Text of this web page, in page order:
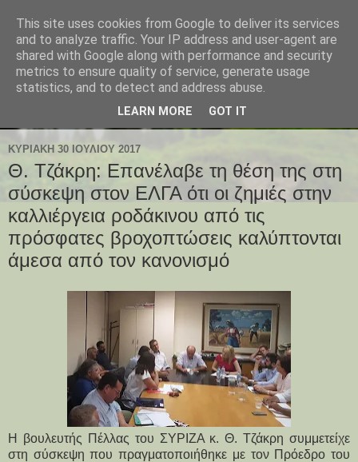
ΚΥΡΙΑΚΉ 30 ΙΟΥΛΊΟΥ 2017
Θ. Τζάκρη: Επανέλαβε τη θέση της στη
σύσκεψη στον ΕΛΓΑ ότι οι ζημιές στην
καλλιέργεια ροδάκινου από τις
πρόσφατες βροχοπτώσεις καλύπτονται
άμεσα από τον κανονισμό
Η βουλευτής Πέλλας του ΣΥΡΙΖΑ κ. Θ. Τζάκρη συμμετείχε
στη σύσκεψη που πραγματοποιήθηκε με τον Πρόεδρο του
This site uses cookies from Google to deliver its services
and to analyze traffic. Your IP address and user-agent are
shared with Google along with performance and security
metrics to ensure quality of service, generate usage
statistics, and to detect and address abuse.
LEARN MORE GOT IT